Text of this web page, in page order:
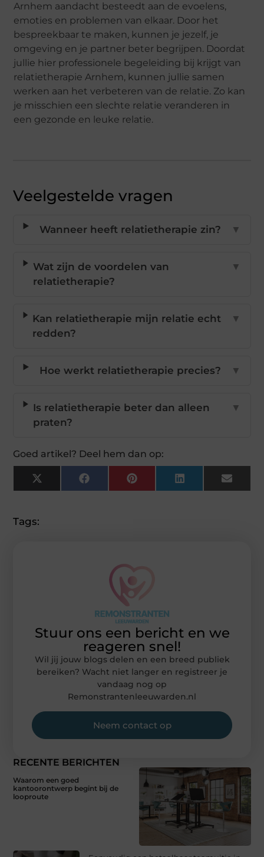
Arnhem aandacht besteedt aan de evoelens,
emoties en problemen van elkaar. Door het
bespreekbaar te maken, kunnen je jezelf, je
omgeving en je partner beter begrijpen. Doordat
jullie hier professionele begeleiding bij krijgt van
relatietherapie Arnhem, kunnen jullie samen
werken aan het verbeteren van de relatie. Zo kan
je misschien een slechte relatie veranderen in
een gezonde en leuke relatie.
Veelgestelde vragen
Wanneer heeft relatietherapie zin? ▼
Wat zijn de voordelen van
relatietherapie?
▼
Kan relatietherapie mijn relatie echt
redden?
▼
Hoe werkt relatietherapie precies? ▼
Is relatietherapie beter dan alleen
praten?
▼
Goed artikel? Deel hem dan op:
X
(Twitter)
FacebookPinterestLinkedInEmail
Tags:
RECENTE BERICHTEN
Waarom een goed
kantoorontwerp begint bij de
looproute
Stuur ons een bericht en we
reageren snel!
Wil jij jouw blogs delen en een breed publiek
bereiken? Wacht niet langer en registreer je
vandaag nog op
Remonstrantenleeuwarden.nl
Neem contact op